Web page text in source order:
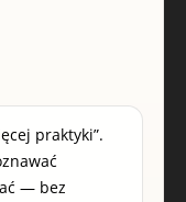
praktyki”.
— bez